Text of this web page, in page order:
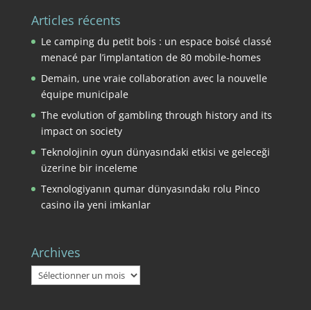
Articles récents
Le camping du petit bois : un espace boisé classé
menacé par l’implantation de 80 mobile-homes
Demain, une vraie collaboration avec la nouvelle
équipe municipale
The evolution of gambling through history and its
impact on society
Teknolojinin oyun dünyasındaki etkisi ve geleceği
üzerine bir inceleme
Texnologiyanın qumar dünyasındakı rolu Pinco
casino ilə yeni imkanlar
Archives
Archives